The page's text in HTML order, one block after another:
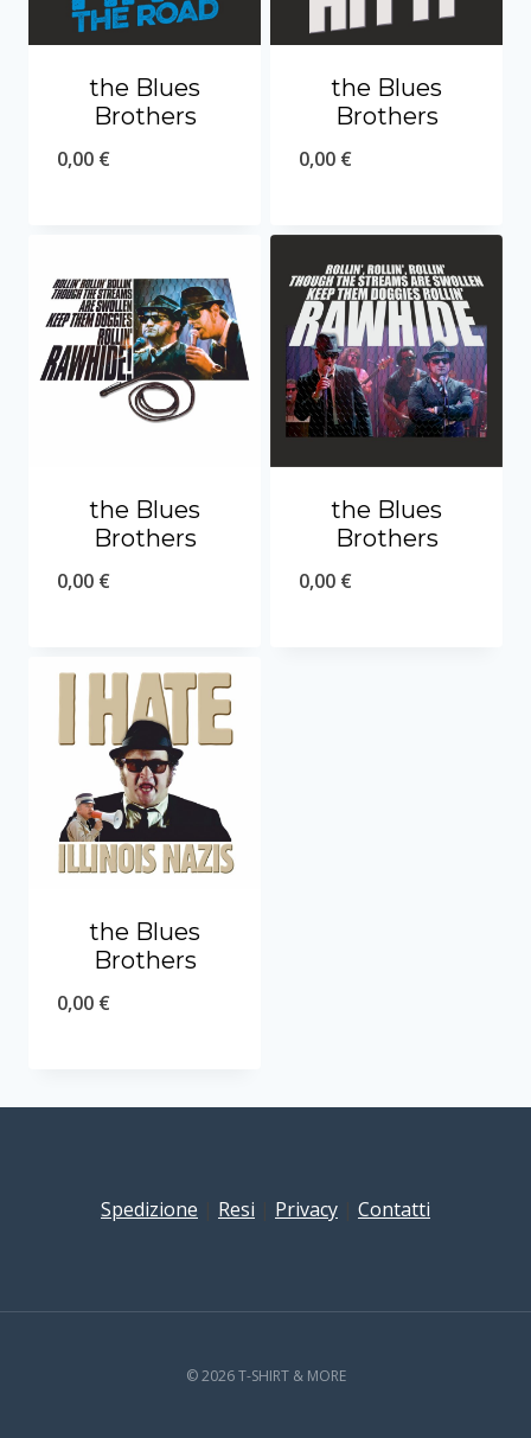
the Blues
Brothers
0,00 €
the Blues
Brothers
0,00 €
the Blues
Brothers
0,00 €
the Blues
Brothers
0,00 €
the Blues
Brothers
0,00 €
Spedizione Resi Privacy Contatti
© 2026 T-SHIRT & MORE